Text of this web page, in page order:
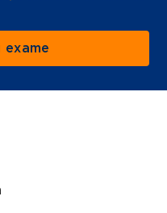
exame